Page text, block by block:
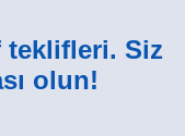
teklifleri. Siz
olun!